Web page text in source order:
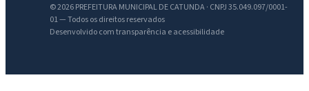
© 2026 PREFEITURA MUNICIPAL DE CATUNDA · CNPJ 35.049.097/0001-
01 — Todos os direitos reservados
Desenvolvido com transparência e acessibilidade
Olá. Pergunte sobre serviços, notícias, legislação, Diário Oficial,